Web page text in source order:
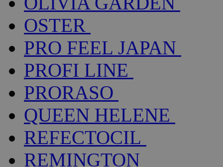
OSTER
PRO FEEL JAPAN
PROFI LINE
PRORASO
QUEEN HELENE
REFECTOCIL
REMINGTON